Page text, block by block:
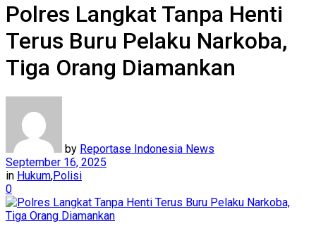
Polres Langkat Tanpa Henti
Terus Buru Pelaku Narkoba,
Tiga Orang Diamankan
by Reportase Indonesia News
September 16, 2025
in Hukum,Polisi
0